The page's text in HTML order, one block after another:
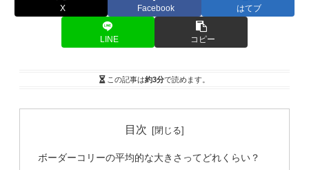
X Facebook はてブ
LINE コピー
この記事は約3分で読めます。
目次
ボーダーコリーの平均的な大きさってどれくらい？